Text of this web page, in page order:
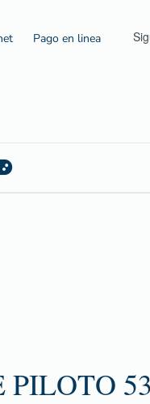
Pago en linea
PILOTO